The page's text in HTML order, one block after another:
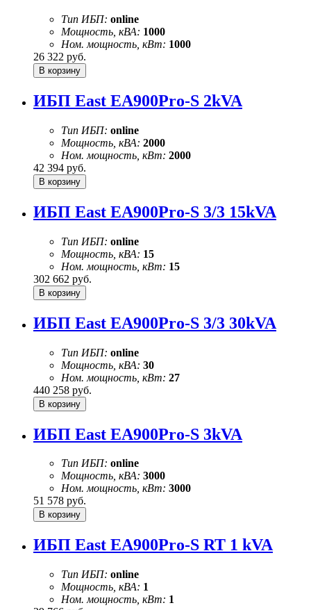
Тип ИБП: online
Мощность, кВА: 1000
Ном. мощность, кВт: 1000
26 322 руб.
ИБП East EA900Pro-S 2kVA
Тип ИБП: online
Мощность, кВА: 2000
Ном. мощность, кВт: 2000
42 394 руб.
ИБП East EA900Pro-S 3/3 15kVA
Тип ИБП: online
Мощность, кВА: 15
Ном. мощность, кВт: 15
302 662 руб.
ИБП East EA900Pro-S 3/3 30kVA
Тип ИБП: online
Мощность, кВА: 30
Ном. мощность, кВт: 27
440 258 руб.
ИБП East EA900Pro-S 3kVA
Тип ИБП: online
Мощность, кВА: 3000
Ном. мощность, кВт: 3000
51 578 руб.
ИБП East EA900Pro-S RT 1 kVA
Тип ИБП: online
Мощность, кВА: 1
Ном. мощность, кВт: 1